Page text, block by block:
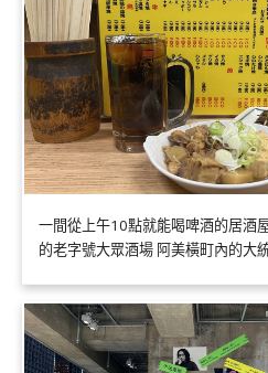
一間從上午10點就能喝啤酒的居酒
的老字號大眾酒場 阿美橫町內的大